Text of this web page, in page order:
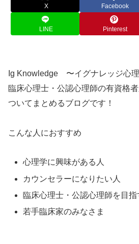
X Facebook
LINE Pinterest
Ig Knowledge 〜イグナレッジ心
臨床心理士・公認心理師の有資格
ついてまとめるブログです！
こんな人におすすめ
心理学に興味がある人
カウンセラーになりたい人
臨床心理士・公認心理師を目指
若手臨床家のみなさま